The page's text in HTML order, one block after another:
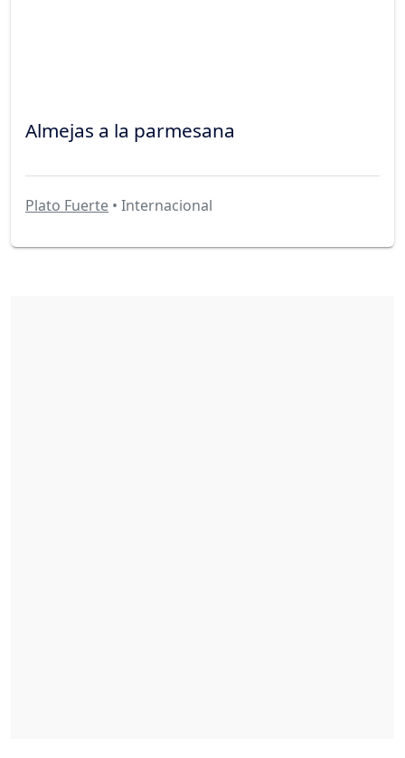
Almejas a la parmesana
Plato Fuerte • Internacional